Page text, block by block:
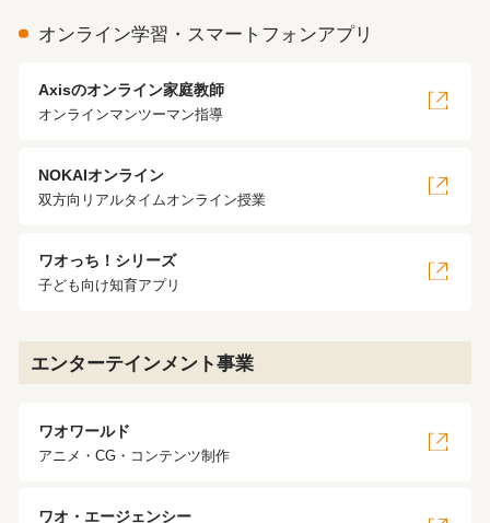
オンライン学習・スマートフォンアプリ
Axisのオンライン家庭教師
オンラインマンツーマン指導
NOKAIオンライン
双方向リアルタイムオンライン授業
ワオっち！シリーズ
子ども向け知育アプリ
エンターテインメント事業
ワオワールド
アニメ・CG・コンテンツ制作
ワオ・エージェンシー